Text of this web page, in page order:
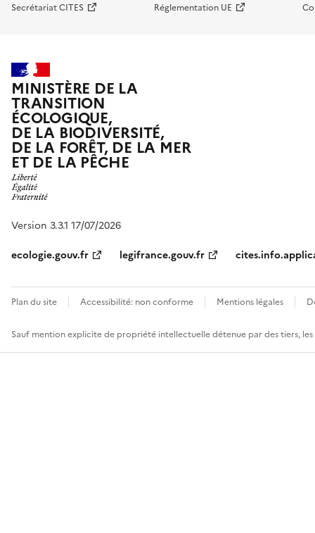
Secrétariat CITES Réglementation UE
MINISTÈRE DE LA
TRANSITION
ÉCOLOGIQUE,
DE LA BIODIVERSITÉ,
DE LA FORÊT, DE LA MER
ET DE LA PÊCHE
Version 3.3.1 17/07/2026
ecologie.gouv.fr
legifrance.gouv.fr
Plan du site Accessibilité: non conforme Mentions légales
Sauf mention explicite de propriété intellectuelle détenue par des tiers,